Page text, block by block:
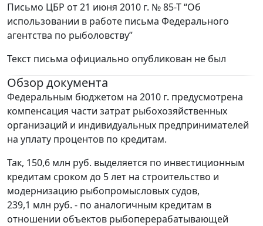
Письмо ЦБР от 21 июня 2010 г. № 85-Т “Об
использовании в работе письма Федерального
агентства по рыболовству”
Текст письма официально опубликован не был
Обзор документа
Федеральным бюджетом на 2010 г. предусмотрена
компенсация части затрат рыбохозяйственных
организаций и индивидуальных предпринимателей
на уплату процентов по кредитам.
Так, 150,6 млн руб. выделяется по инвестиционным
кредитам сроком до 5 лет на строительство и
модернизацию рыбопромысловых судов,
239,1 млн руб. - по аналогичным кредитам в
отношении объектов рыбоперерабатывающей